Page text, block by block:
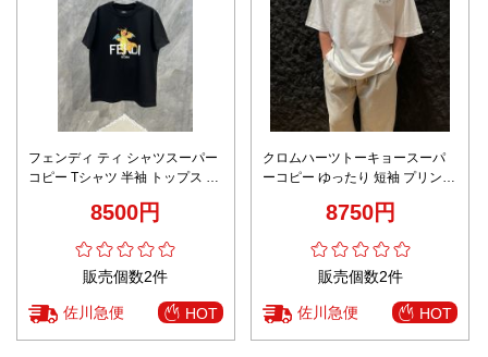
フェンディ ティ シャツスーパー
コピー Tシャツ 半袖 トップス ゆ
男女兼用 ブラック
8500円
販売個数2件
佐川急便 HOT
クロムハーツトーキョースーパ
ーコピー ゆったり 短袖 プリント
8750円
販売個数2件
佐川急便 HOT